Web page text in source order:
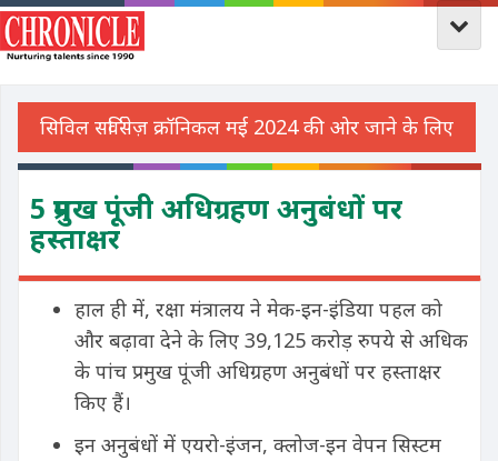
5 प्रमुख पूंजी अधिग्रहण अनुबंधों पर
हस्ताक्षर
हाल ही में, रक्षा मंत्रालय ने मेक-इन-इंडिया पहल को
और बढ़ावा देने के लिए 39,125 करोड़ रुपये से अधिक
के पांच प्रमुख पूंजी अधिग्रहण अनुबंधों पर हस्ताक्षर
किए हैं।
इन अनुबंधों में एयरो-इंजन, क्लोज-इन वेपन सिस्टम